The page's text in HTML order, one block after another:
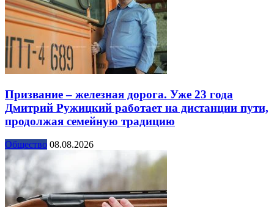
Призвание – железная дорога. Уже 23 года
Дмитрий Ружицкий работает на дистанции пути,
продолжая семейную традицию
Общество 08.08.2026